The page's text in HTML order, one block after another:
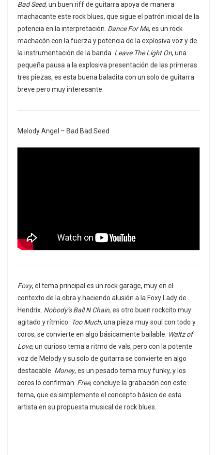
Bad Seed, un buen riff de guitarra apoya de manera
machacante este rock blues, que sigue el patrón inicial de la
potencia en la interpretación. Dance For Me, es un rock
machacón con la fuerza y potencia de la explosiva voz y de
la instrumentación de la banda. Leave The Light On, una
pequeña pausa a la explosiva presentación de las primeras
tres piezas, es esta buena baladita con un solo de guitarra
breve pero muy interesante.
Melody Angel – Bad Bad Seed
Foxy, el tema principal es un rock garage, muy en el
contexto de la obra y haciendo alusión a la Foxy Lady de
Hendrix. Nobody’s Ball N Chain, es otro buen rockcito muy
agitado y rítmico. Too Much, una pieza muy soul con todo y
coros, se convierte en algo básicamente bailable. Waltz of
Love, un curioso tema a ritmo de vals, pero con la potente
voz de Melody y su solo de guitarra se convierte en algo
destacable. Money, es un pesado tema muy funky, y los
coros lo confirman. Free, concluye la grabación con este
tema, que es simplemente el concepto básico de esta
artista en su propuesta musical de rock blues.